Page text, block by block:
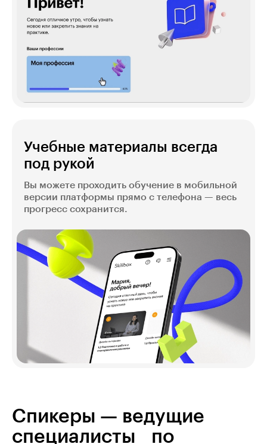
Учебные материалы всегда
под рукой
Вы можете проходить обучение в мобильной
версии платформы прямо с телефона — весь
прогресс сохранится.
Спикеры — ведущие
специалисты по